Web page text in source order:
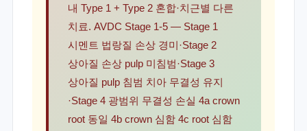
내 Type 1 + Type 2 혼합·치근별 다른
치료. AVDC Stage 1-5 — Stage 1
시멘트 법랑질 손상 경미·Stage 2
상아질 손상 pulp 미침범·Stage 3
상아질 pulp 침범 치아 무결성 유지
·Stage 4 광범위 무결성 손실 4a crown
root 동일 4b crown 심함 4c root 심함